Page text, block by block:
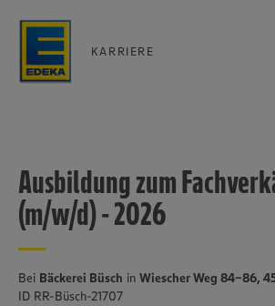
KARRIERE
Ausbildung zum
(m/w/d) - 2026
Bei Bäckerei Büsch in Wiescher Weg 84-86,
ID RR-Büsch-21707